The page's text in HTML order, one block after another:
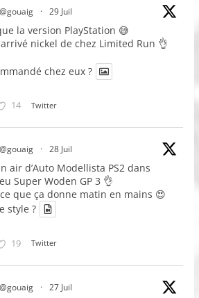
@gouaig · 29 Juil
la version PlayStation 😅
nickel de chez Limited Run 👌
chez eux ?
14 Twitter
@gouaig · 28 Juil
air d’Auto Modellista PS2 dans
Super Woden GP 3 👌
ce que ça donne matin en mains 😍
style ?
19 Twitter
@gouaig · 27 Juil